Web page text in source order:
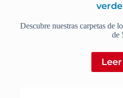
Descubre nuestras carpetas de
de